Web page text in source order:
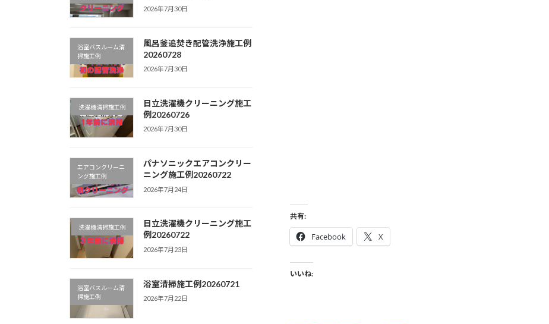
共有:
Facebook X
いいね:
2026年7月30日
浴室バスルーム清
掃施工例
風呂釜追焚き配管洗浄施工例
20260728
2026年7月30日
洗濯機清掃施工例
日立洗濯機クリーニング施工
例20260726
2026年7月30日
エアコンクリーニ
ング施工例
パナソニックエアコンクリー
ニング施工例20260722
2026年7月24日
洗濯機清掃施工例
日立洗濯機クリーニング施工
例20260722
2026年7月23日
浴室バスルーム清
掃施工例
浴室清掃施工例20260721
2026年7月22日